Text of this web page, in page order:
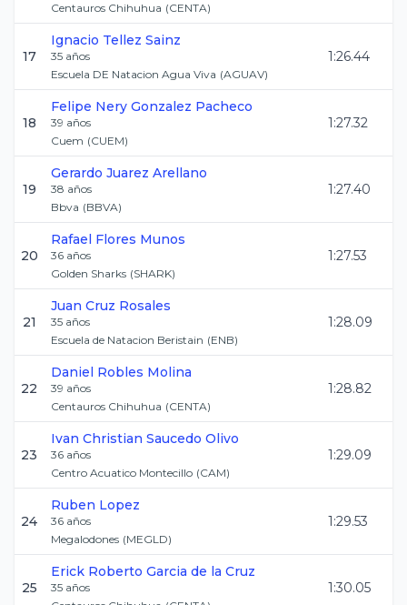
Centauros Chihuhua (CENTA)
17
Ignacio Tellez Sainz
35 años
Escuela DE Natacion Agua Viva (AGUAV)
1:26.44
18
Felipe Nery Gonzalez Pacheco
39 años
Cuem (CUEM)
1:27.32
19
Gerardo Juarez Arellano
38 años
Bbva (BBVA)
1:27.40
20
Rafael Flores Munos
36 años
Golden Sharks (SHARK)
1:27.53
21
Juan Cruz Rosales
35 años
Escuela de Natacion Beristain (ENB)
1:28.09
22
Daniel Robles Molina
39 años
Centauros Chihuhua (CENTA)
1:28.82
23
Ivan Christian Saucedo Olivo
36 años
Centro Acuatico Montecillo (CAM)
1:29.09
24
Ruben Lopez
36 años
Megalodones (MEGLD)
1:29.53
25
Erick Roberto Garcia de la Cruz
35 años
1:30.05